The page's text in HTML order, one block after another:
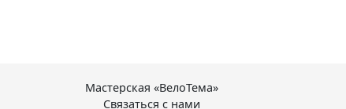
Мастерская «ВелоТема»
Связаться с нами